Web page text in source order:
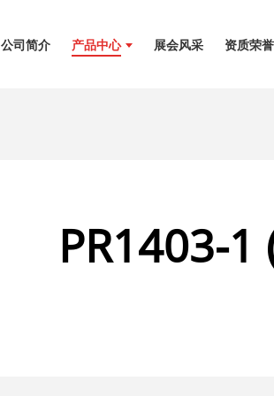
公司简介 产品中心 展会风采 资质荣誉
PR1403-1